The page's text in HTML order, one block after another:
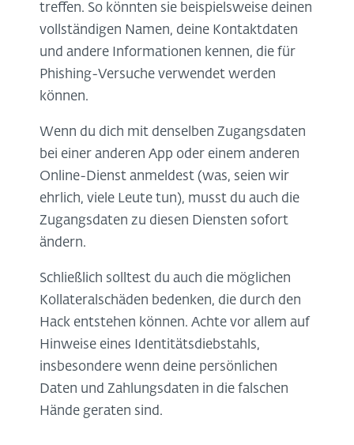
treffen. So könnten sie beispielsweise deinen
vollständigen Namen, deine Kontaktdaten
und andere Informationen kennen, die für
Phishing-Versuche verwendet werden
können.
Wenn du dich mit denselben Zugangsdaten
bei einer anderen App oder einem anderen
Online-Dienst anmeldest (was, seien wir
ehrlich, viele Leute tun), musst du auch die
Zugangsdaten zu diesen Diensten sofort
ändern.
Schließlich solltest du auch die möglichen
Kollateralschäden bedenken, die durch den
Hack entstehen können. Achte vor allem auf
Hinweise eines Identitätsdiebstahls,
insbesondere wenn deine persönlichen
Daten und Zahlungsdaten in die falschen
Hände geraten sind.